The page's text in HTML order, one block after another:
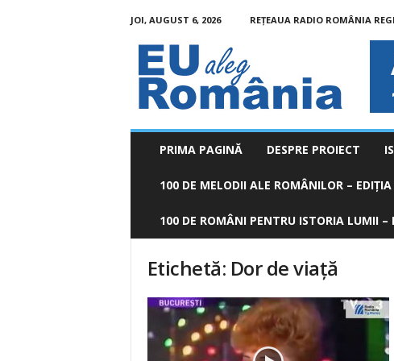
JOI, AUGUST 6, 2026 REȚEAUA RADIO ROMÂNIA
aleg
România
PRIMA PAGINĂ DESPRE PROIECT
100 DE MELODII ALE ROMÂNILOR –
100 DE ROMÂNI PENTRU ISTORIA LUMII –
Etichetă: Dor de viaţă